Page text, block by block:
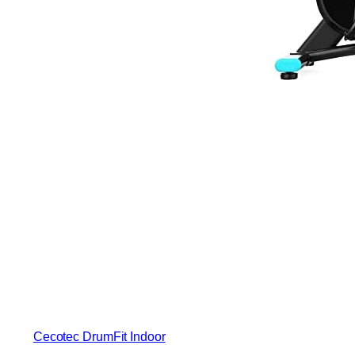
Cecotec DrumFit Indoor